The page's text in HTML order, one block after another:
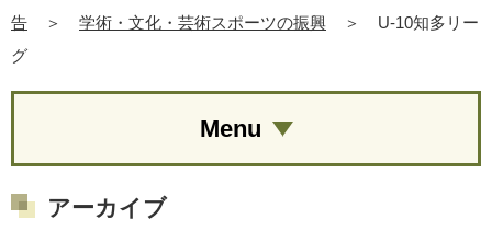
告
＞ 学術・文化・芸術スポーツの振興 ＞
U-10知多リー
グ
Menu
アーカイブ